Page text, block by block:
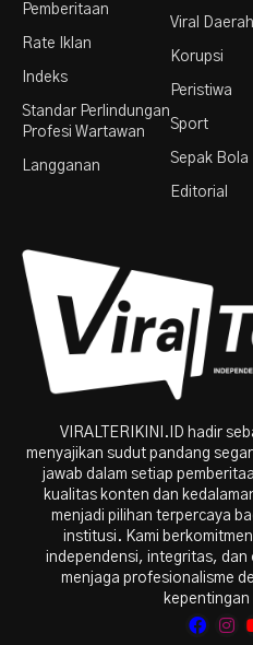
Pemberitaan
Rate Iklan
Indeks
Standar Perlindungan
Profesi Wartawan
Langganan
Viral Daerah
Korupsi
Peristiwa
Sport
Sepak Bola
Editorial
VIRALTERIKINI.ID hadir
menyajikan sudut pandang
jawab dalam setiap
kualitas konten dan
menjadi pilihan terpercaya
institusi. Kami
independensi, integritas,
menjaga profesionalisme
kepentingan